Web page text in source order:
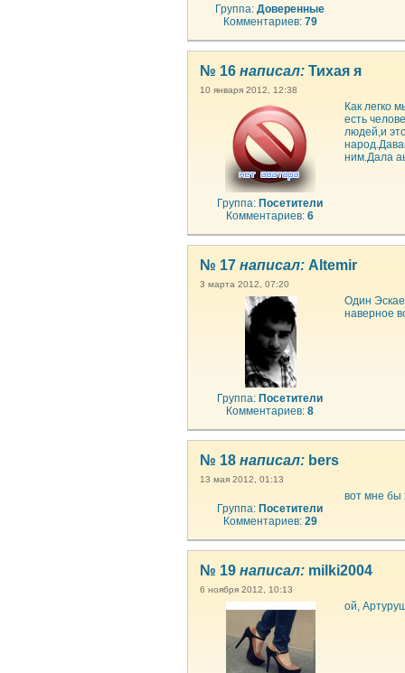
Группа:Доверенные
Комментариев: 79
№ 16 написал: Тихая я
10 января 2012, 12:38
Группа: Посетители
Комментариев:6
Как легко
есть
людей,и
ним.Дала
№ 17 написал: Altemir
3 марта 2012, 07:20
Группа: Посетители
Комментариев:8
Один
наверное
№ 18 написал: bers
13 мая 2012, 01:13
Группа: Посетители
Комментариев: 29
вот мне бы
№ 19 написал: milki2004
6 ноября 2012, 10:13
ой,